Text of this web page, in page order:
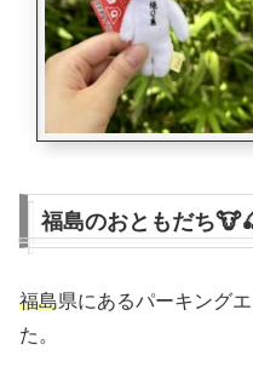
福島のおともだち
福島県にあるパーキング
た。